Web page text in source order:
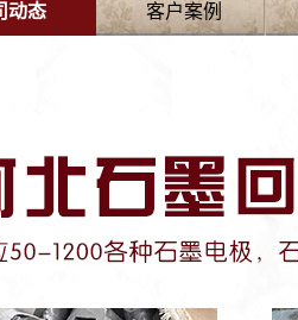
动态 客户案例